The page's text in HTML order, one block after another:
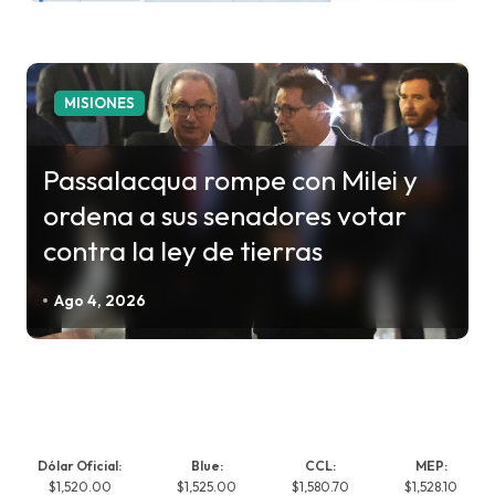
MISIONES
Passalacqua rompe con Milei y
ordena a sus senadores votar
contra la ley de tierras
Ago 4, 2026
Dólar Oficial:
$1,520.00
Blue:
$1,525.00
CCL:
$1,580.70
MEP:
$1,528.10